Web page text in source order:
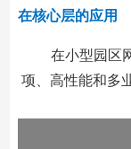
在核心层的应用
在小型园区
项、高性能和多